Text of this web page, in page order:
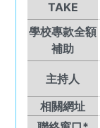
TAKE
學校專款全額
補助
主持人
相關網址